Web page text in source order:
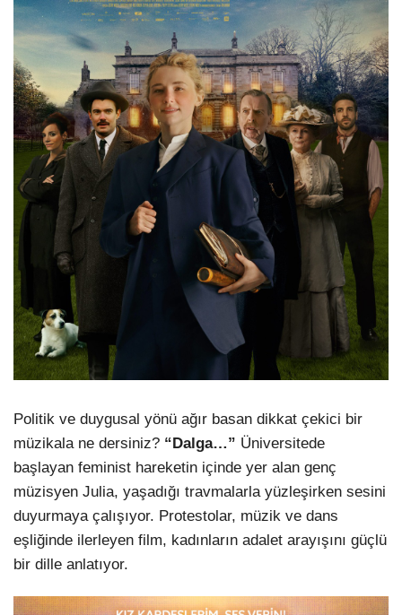
Politik ve duygusal yönü ağır basan dikkat çekici bir
müzikala ne dersiniz? “ Dalga…” Üniversitede
başlayan feminist hareketin içinde yer alan genç
müzisyen Julia, yaşadığı travmalarla yüzleşirken sesini
duyurmaya çalışıyor. Protestolar, müzik ve dans
eşliğinde ilerleyen film, kadınların adalet arayışını güçlü
bir dille anlatıyor.